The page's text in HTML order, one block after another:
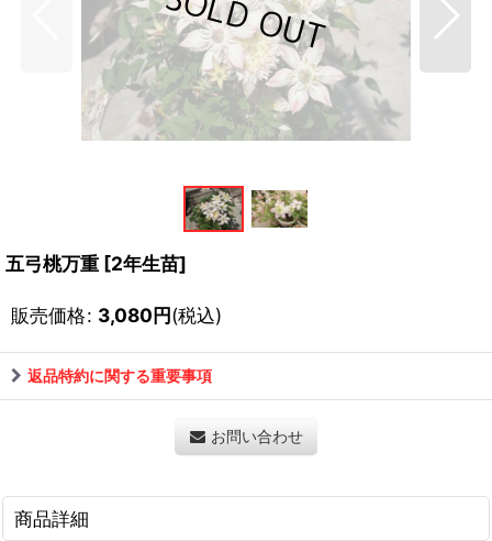
五弓桃万重 [2年生苗]
販売価格: 3,080円(税込)
返品特約に関する重要事項
お問い合わせ
商品詳細